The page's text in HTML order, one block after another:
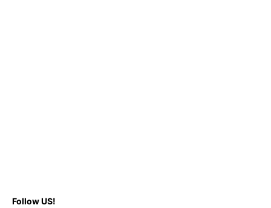
Follow US!